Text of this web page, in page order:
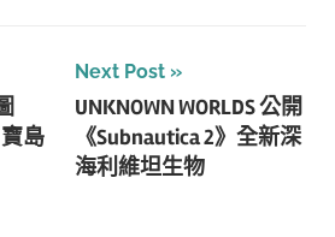
島
Next Post
UNKNOWN WORLDS 公開
《Subnautica 2》全新深
海利維坦生物